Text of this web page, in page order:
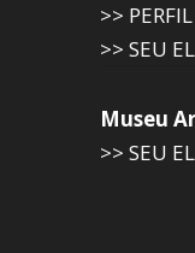
>>
>> SEU
Museu
>> SEU